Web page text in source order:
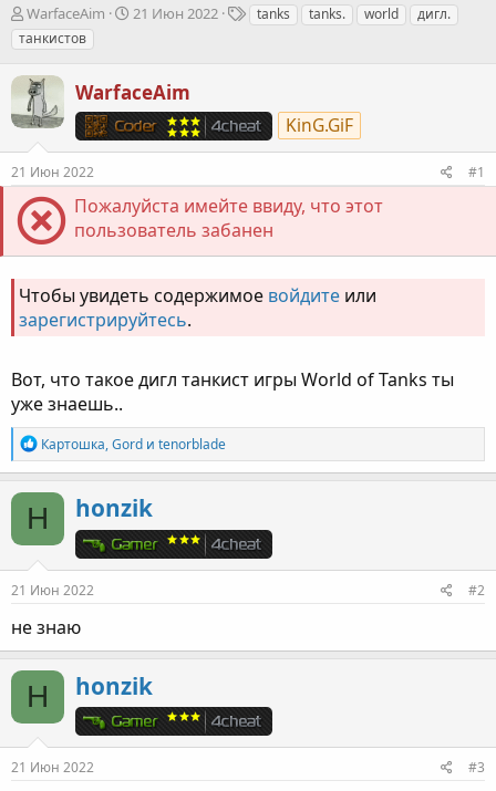
А
в
т
о
р
т
е
м
ы
WarfaceAim
Д
н
а
ч
а
а
21 Июн 2022
Тtanks tanks. world
дигл.
танкистов
WarfaceAim
KinG.GiF
21 Июн 2022 #1
Пожалуйста имейте ввиду, что этот
пользователь забанен
Чтобы увидеть содержимое войдите или
зарегистрируйтесь.
Вот, что такое дигл танкист игры World of Tanks ты
уже знаешь..
Р
е
а
к
ц
и
и
:
Картошка,Gord и tenorblade
H honzik
21 Июн 2022 #2
не знаю
H honzik
21 Июн 2022 #3